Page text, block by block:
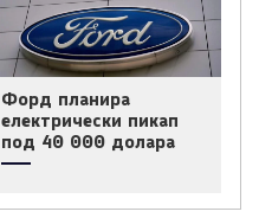
Форд планира
електрически пикап
под 40 000 долара